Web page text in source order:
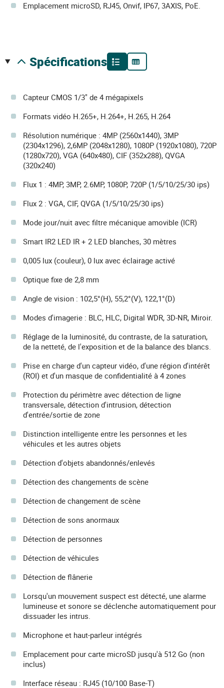
Emplacement microSD, RJ45, Onvif, IP67, 3AXIS, PoE.
spécifications
Capteur CMOS 1/3" de 4 mégapixels
Formats vidéo H.265+, H.264+, H.265, H.264
Résolution numérique : 4MP (2560x1440), 3MP
(2304x1296), 2,6MP (2048x1280), 1080P (1920x1080), 720P
(1280x720), VGA (640x480), CIF (352x288), QVGA
(320x240)
Flux 1 : 4MP, 3MP, 2.6MP, 1080P, 720P (1/5/10/25/30 ips)
Flux 2 : VGA, CIF, QVGA (1/5/10/25/30 ips)
Mode jour/nuit avec filtre mécanique amovible (ICR)
Smart IR2 LED IR + 2 LED blanches, 30 mètres
0,005 lux (couleur), 0 lux avec éclairage activé
Optique fixe de 2,8 mm
Angle de vision : 102,5°(H), 55,2°(V), 122,1°(D)
Modes d'imagerie : BLC, HLC, Digital WDR, 3D-NR, Miroir.
Réglage de la luminosité, du contraste, de la saturation,
de la netteté, de l'exposition et de la balance des blancs.
Prise en charge d'un capteur vidéo, d'une région d'intérêt
(ROI) et d'un masque de confidentialité à 4 zones
Protection du périmètre avec détection de ligne
transversale, détection d'intrusion, détection
d'entrée/sortie de zone
Distinction intelligente entre les personnes et les
véhicules et les autres objets
Détection d'objets abandonnés/enlevés
Détection des changements de scène
Détection de changement de scène
Détection de sons anormaux
Détection de personnes
Détection de véhicules
Détection de flânerie
Lorsqu'un mouvement suspect est détecté, une alarme
lumineuse et sonore se déclenche automatiquement pour
dissuader les intrus.
Microphone et haut-parleur intégrés
Emplacement pour carte microSD jusqu'à 512 Go (non
inclus)
Interface réseau : RJ45 (10/100 Base-T)